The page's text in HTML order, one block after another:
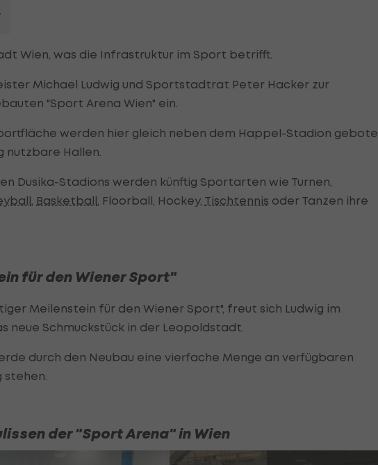
Wien, was die Infrastruktur im Sport betrifft.
Michael Ludwig und Sportstadtrat Peter Hacker zur
"Sport Arena Wien" ein.
werden hier gleich neben dem Happel-Stadion
nutzbare Hallen.
Dusika-Stadions werden künftig Sportarten wie Turnen,
, Basketball, Floorball, Hockey, Tischtennis oder Tanzen ihre
für den Wiener Sport"
Meilenstein für den Wiener Sport", freut sich Ludwig im
neue Schmuckstück in der Leopoldstadt.
durch den Neubau eine vierfache Menge an verfügbaren
stehen.
der "Sport Arena" in Wien